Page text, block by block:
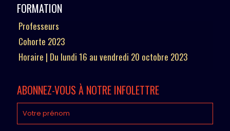
FORMATION
Professeurs
Cohorte 2023
Horaire | Du lundi 16 au vendredi 20 octobre 2023
ABONNEZ-VOUS À NOTRE INFOLETTRE